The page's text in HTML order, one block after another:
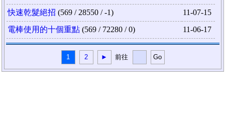
快速乾髮絕招 (569 / 28550 / -1)
11-07-15
電棒使用的十個重點 (569 / 72280 / 0) 11-06-17
1 2 ► 前往 Go